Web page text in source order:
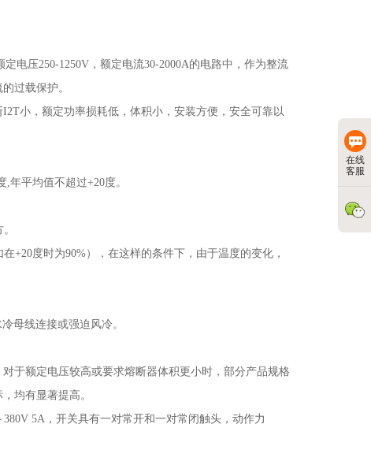
在线
客服
定电压250-1250V ，额定电流30-2000A的电路中，作为整流
过载保护。
I2T小，额定功率损耗低，体积小，安装方便，安全可靠以
,年平均值不超过+20度。
在+20度时为90%），在这样的条件下，由于温度的变化，
母线连接或强迫风冷。
于额定电压较高或要求熔断器体积更小时，部分产品规格
均有显著提高。
380V 5A ，开关具有一对常开和一对常闭触头，动作力